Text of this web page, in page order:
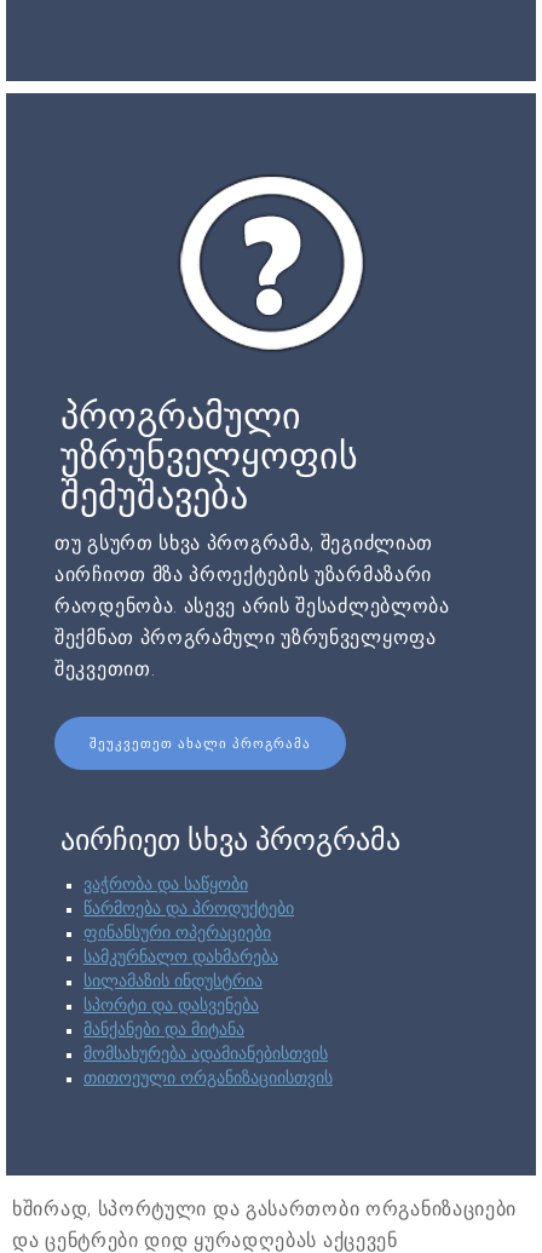
პროგრამული
უზრუნველყოფის
შემუშავება
თუ გსურთ სხვა პროგრამა, შეგიძლიათ
აირჩიოთ მზა პროექტების უზარმაზარი
რაოდენობა. ასევე არის შესაძლებლობა
შექმნათ პროგრამული უზრუნველყოფა
შეკვეთით.
ᲨᲔᲣᲙᲕᲔᲗᲔᲗ ᲐᲮᲐᲚᲘ ᲞᲠᲝᲒᲠᲐᲛᲐ
აირჩიეთ სხვა პროგრამა
ვაჭრობა და საწყობი
წარმოება და პროდუქტები
ფინანსური ოპერაციები
სამკურნალო დახმარება
სილამაზის ინდუსტრია
სპორტი და დასვენება
მანქანები და მიტანა
მომსახურება ადამიანებისთვის
თითოეული ორგანიზაციისთვის
ხშირად, სპორტული და გასართობი ორგანიზაციები
და ცენტრები დიდ ყურადღებას აქცევენ